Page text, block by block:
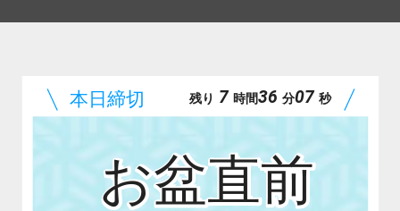
お盆直前
残り 7 時間36 分05 秒